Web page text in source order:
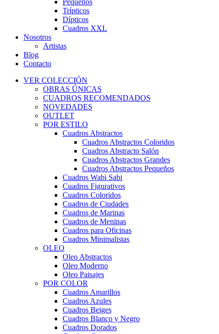
Pequeños
Trípticos
Dípticos
Cuadros XXL
Nosotros
Artistas
Blog
Contacto
VER COLECCIÓN
OBRAS ÚNICAS
CUADROS RECOMENDADOS
NOVEDADES
OUTLET
POR ESTILO
Cuadros Abstractos
Cuadros Abstractos Coloridos
Cuadros Abstracto Salón
Cuadros Abstractos Grandes
Cuadros Abstractos Pequeños
Cuadros Wabi Sabi
Cuadros Figurativos
Cuadros Coloridos
Cuadros de Ciudades
Cuadros de Marinas
Cuadros de Meninas
Cuadros para Oficinas
Cuadros Minimalistas
OLEO
Oleo Abstractos
Oleo Moderno
Oleo Paisajes
POR COLOR
Cuadros Amarillos
Cuadros Azules
Cuadros Beiges
Cuadros Blanco y Negro
Cuadros Dorados